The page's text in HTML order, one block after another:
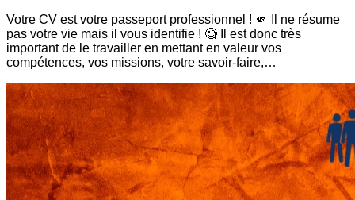
Votre CV est votre passeport professionnel ! 🫵 Il ne résume
pas votre vie mais il vous identifie ! 🧐 Il est donc très
important de le travailler en mettant en valeur vos
compétences, vos missions, votre savoir-faire,…